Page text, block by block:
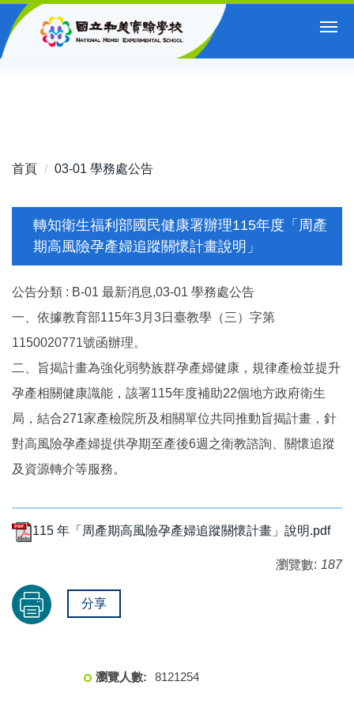
跳
到
首頁 03-01 學務處公告
轉知衛生福利部國民健康署辦理115年度「周產
期高風險孕產婦追蹤關懷計畫說明」
公告分類 : B-01 最新消息,03-01 學務處公告
一、依據教育部115年3月3日臺教學（三）字第
1150020771號函辦理。
二、旨揭計畫為強化弱勢族群孕產婦健康，規律產檢並提升
孕產相關健康識能，該署115年度補助22個地方政府衛生
局，結合271家產檢院所及相關單位共同推動旨揭計畫，針
對高風險孕產婦提供孕期至產後6週之衛教諮詢、關懷追蹤
及資源轉介等服務。
115 年「周產期高風險孕產婦追蹤關懷計畫」說明.pdf
瀏覽數: 187
分享
8121254